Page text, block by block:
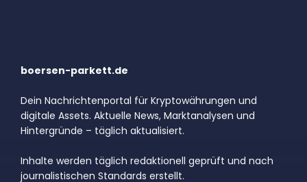
boersen-parkett.de
Dein Nachrichtenportal für Kryptowährungen und
digitale Assets. Aktuelle News, Marktanalysen und
Hintergründe – täglich aktualisiert.
Inhalte werden täglich redaktionell geprüft und nach
journalistischen Standards erstellt.